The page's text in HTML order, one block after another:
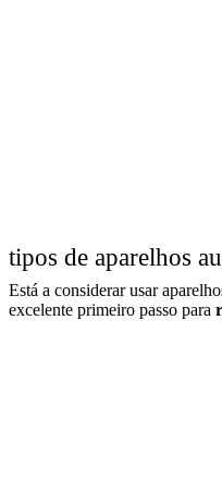
tipos de aparelhos
Está a considerar usar
excelente primeiro passo para